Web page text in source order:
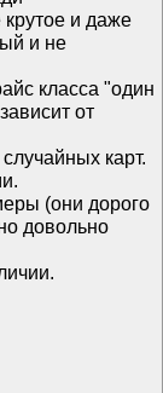
крутое и даже
и не
класса "один
от
карт.
(они дорого
довольно